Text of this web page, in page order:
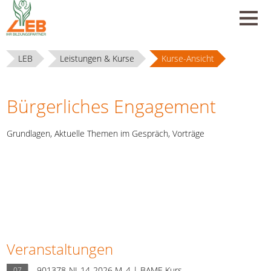
LEB Leistungen & Kurse Kurse-Ansicht
Bürgerliches Engagement
Grundlagen, Aktuelle Themen im Gespräch, Vorträge
Veranstaltungen